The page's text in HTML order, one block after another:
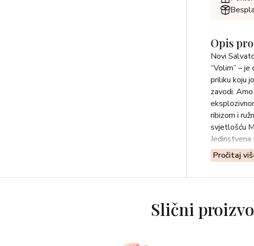
Opis
Novi
“Volim” –
priliku koju
zavodi.
ribizom i
svjetlošću
vanilije
Pročitaj
Slični